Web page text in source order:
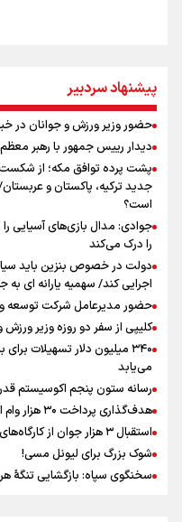
ونس: در حال کار بر روی ایجاد
نشست استاندار فارس با
علی‌نژاد در مراسم انجمن ورزشی
در سال گذشته تا به امروز
بازار دارد؟
پیشنهاد سردبیر
حضور وزیر ورزش و جوانان در
دیدار رییس جمهور با رهبر
پشت پرده توافق مکه؛ از شکست
جدید ترکیه، پاکستان و
است؟
جوادی: مدال بازی‌های آسیایی
را درک می‌کند
دولت در خصوص بنزین باید
اجرایی کند/ سهمیه یارانه ای
حضور مدیرعامل شرکت توسعه و
کلیپی از سفر دو روزه وزیر
۳۴۰ میلیون دلار تسهیلات
می‌یابد
رسانه ستون پنجم اکوسیستم
هدف‌گذاری پرداخت ۳۰ هزار وام اشتغال تا پایان سال
استقبال ۳ هزار جوان از کارگاه‌های مهارت‌آموزی در ۲۵۰ شهرستان کشور
شوک بزرگ برای لیونل مسی!
سخنگوی سپاه: بازگشایی تنگۀ